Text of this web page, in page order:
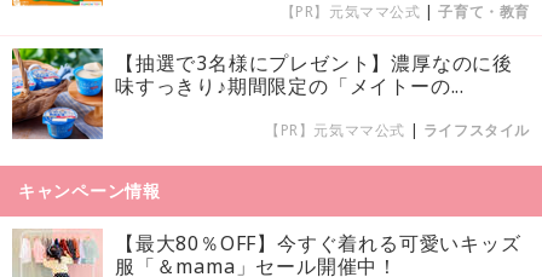
【PR】元気ママ公式 |子育て・教育
【抽選で3名様にプレゼント】濃厚なのに後
味すっきり♪期間限定の「メイトーの...
【PR】元気ママ公式 | ライフスタイル
キャンペーン情報
【最大80％OFF】今すぐ着れる可愛いキッズ
服「＆mama」セール開催中！